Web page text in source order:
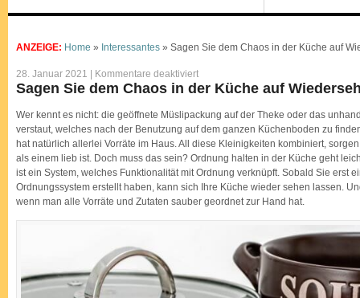
ANZEIGE: Home » Interessantes » Sagen Sie dem Chaos in der Küche auf
28. Januar 2021 | Kommentare deaktiviertfür
Sagen
Sie
Chaos
in
der
Küche
auf
Wiedersehen
Sagen Sie dem Chaos in der Küche auf
Wer kennt es nicht: die geöffnete Müslipackung auf der Theke oder das
verstaut, welches nach der Benutzung auf dem ganzen Küchenboden zu
hat natürlich allerlei Vorräte im Haus. All diese Kleinigkeiten kombiniert,
als einem lieb ist. Doch muss das sein? Ordnung halten in der Küche geht
ist ein System, welches Funktionalität mit Ordnung verknüpft. Sobald Sie erst
Ordnungssystem erstellt haben, kann sich Ihre Küche wieder sehen lassen.
wenn man alle Vorräte und Zutaten sauber geordnet zur Hand hat.